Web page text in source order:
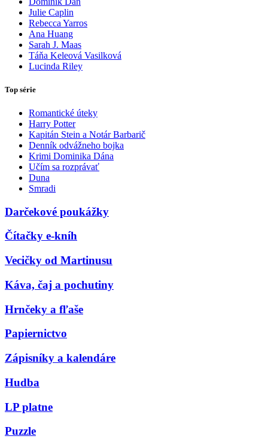
Julie Caplin
Rebecca Yarros
Ana Huang
Sarah J. Maas
Táňa Keleová Vasilková
Lucinda Riley
Top série
Romantické úteky
Harry Potter
Kapitán Stein a Notár Barbarič
Denník odvážneho bojka
Krimi Dominika Dána
Učím sa rozprávať
Duna
Smradi
Darčekové poukážky
Čítačky e-kníh
Vecičky od Martinusu
Káva, čaj a pochutiny
Hrnčeky a fľaše
Papiernictvo
Zápisníky a kalendáre
Hudba
LP platne
Puzzle